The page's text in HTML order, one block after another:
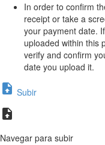
In order to confirm
receipt or take a
your payment date.
uploaded within this
verify and confirm
date you upload it.
Subir
Navegar para subir